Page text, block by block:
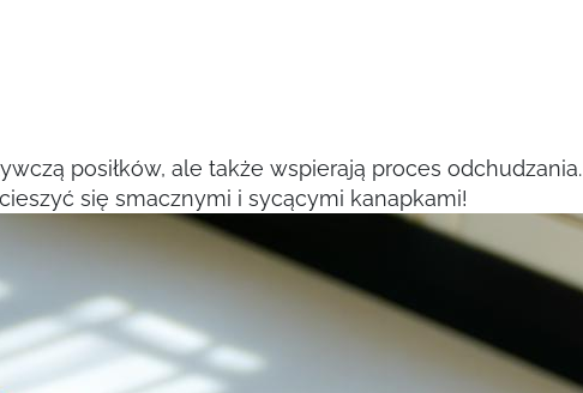
posiłków, ale także wspierają proces odchudzania.
się smacznymi i sycącymi kanapkami!